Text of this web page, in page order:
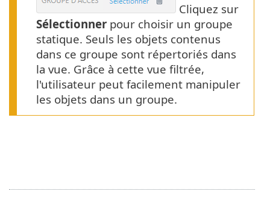
Cliquez sur
Sélectionner pour choisir un groupe
statique. Seuls les objets contenus
dans ce groupe sont répertoriés dans
la vue. Grâce à cette vue filtrée,
l'utilisateur peut facilement manipuler
les objets dans un groupe.